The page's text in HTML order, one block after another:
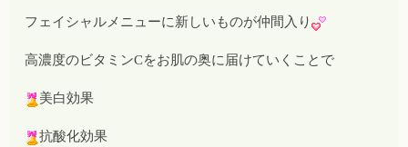
フェイシャルメニューに新しいものが仲間入り
高濃度のビタミンCをお肌の奥に届けていくことで
美白効果
抗酸化効果